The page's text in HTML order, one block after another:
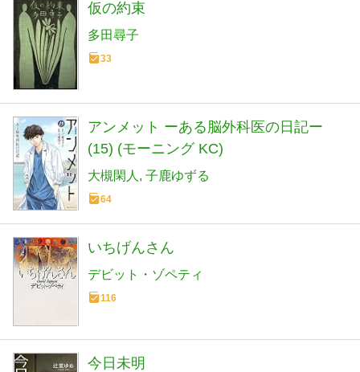
仮の約束
多田尋子
33
アンメット ーある脳外科医の日記ー
(15) (モーニング KC)
大槻閑人 子鹿ゆずる
64
いちげんさん
デビット・ゾペティ
116
今日未明